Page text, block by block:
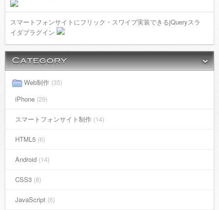
スマートフォンサイトにフリック・スワイプ実装できるjQueryスラ
イダプラグイン
Web制作 (35)
iPhone (29)
スマートフォンサイト制作 (14)
HTML5 (6)
Android (14)
CSS3 (8)
JavaScript (6)